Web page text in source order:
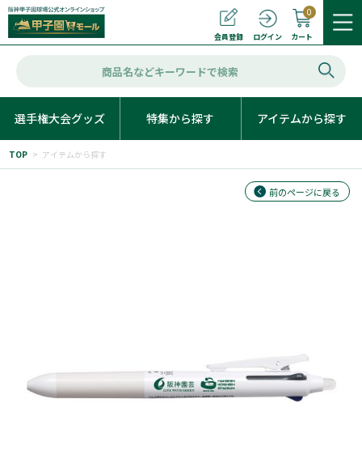
会員登録 ログイン カート
0
選手権大会グッズ 特集から探す アイテムから探す
TOP > アイテムから探す
前のページに戻る